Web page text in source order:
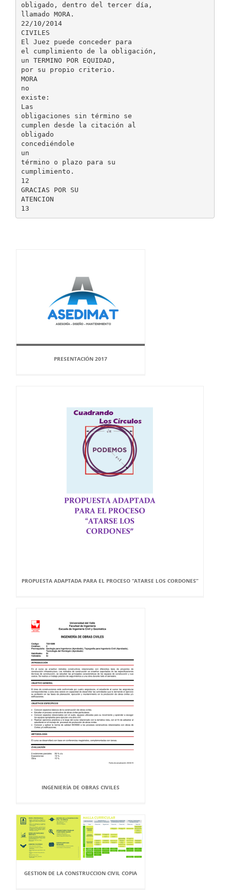
obligado, dentro del tercer día,
llamado MORA.
22/10/2014
CIVILES
El Juez puede conceder para
el cumplimiento de la obligación,
un TERMINO POR EQUIDAD,
por su propio criterio.
MORA
no
existe:
Las
obligaciones sin término se
cumplen desde la citación al
obligado
concediéndole
un
término o plazo para su
cumplimiento.
12
GRACIAS POR SU
ATENCION
PRESENTACIÓN 2017
PROPUESTA ADAPTADA PARA EL PROCESO “ATARSE LOS CORDONES”
INGENIERÍA DE OBRAS CIVILES
GESTION DE LA CONSTRUCCION CIVIL COPIA